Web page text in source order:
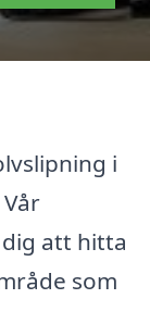
i
att hitta
som